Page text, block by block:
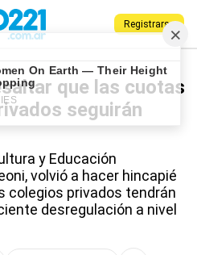
Registrarse
Colegios privados
que las cuotas
seguirán
y Educación
volvió a hacer hincapié
colegios privados tendrán
desregulación a nivel